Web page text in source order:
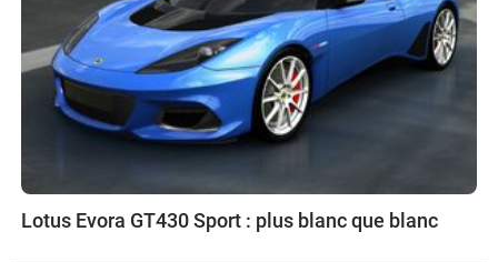
Lotus Evora GT430 Sport : plus blanc que blanc